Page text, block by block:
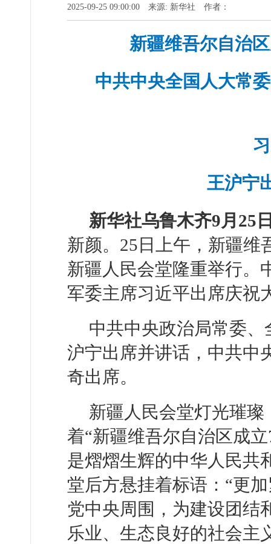
2025-09-25 09:00:00 来源: 新华社 作者：
新疆维吾尔自治
中共中央全国人大常
王沪宁
新华社乌鲁木齐9月25
新颜。25日上午，新疆维
新疆人民会堂隆重举行。
军委主席习近平出席庆祝
中共中央政治局常委
沪宁出席并讲话，中共中
奇出席。
新疆人民会堂灯光璀
着“新疆维吾尔自治区成
是熠熠生辉的中华人民共
堂后方悬挂着标语：“更
党中央周围，为建设团结
乐业、生态良好的社会主